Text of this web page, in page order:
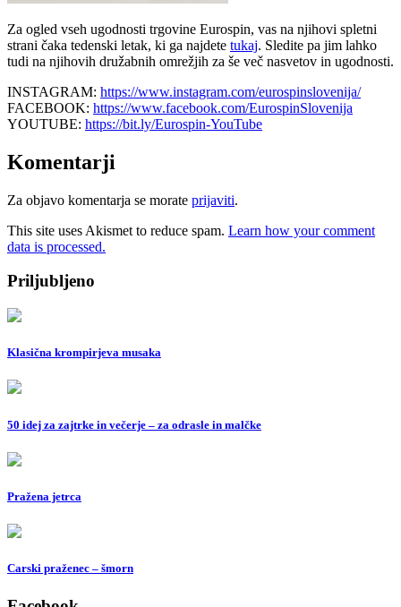
Za ogled vseh ugodnosti trgovine Eurospin, vas na njihovi spletni
strani čaka tedenski letak, ki ga najdete tukaj. Sledite pa jim lahko
tudi na njihovih družabnih omrežjih za še več nasvetov in ugodnosti.
INSTAGRAM: https://www.instagram.com/eurospinslovenija/
FACEBOOK: https://www.facebook.com/EurospinSlovenija
YOUTUBE: https://bit.ly/Eurospin-YouTube
Komentarji
Za objavo komentarja se morate prijaviti.
This site uses Akismet to reduce spam. Learn how your comment
data is processed.
Priljubljeno
Klasična krompirjeva musaka
50 idej za zajtrke in večerje – za odrasle in malčke
Pražena jetrca
Carski praženec – šmorn